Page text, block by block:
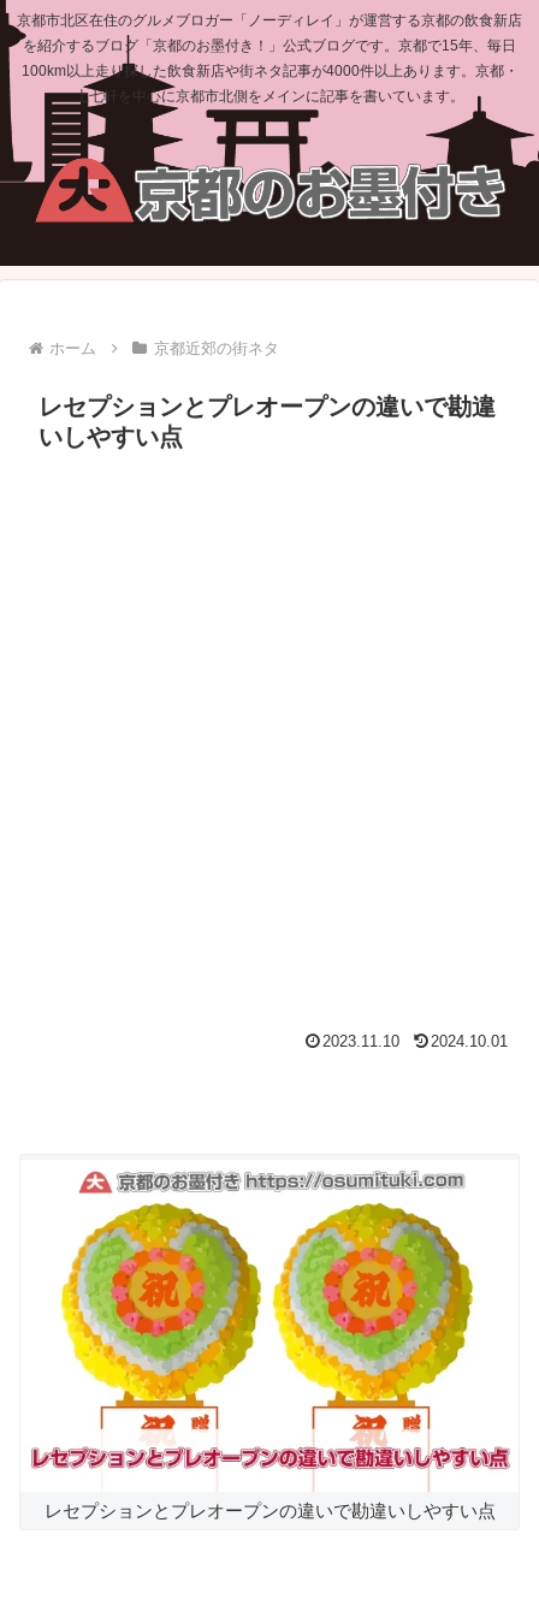
京都市北区在住のグルメブロガー「ノーディレイ」が運営する京都の飲食新店
を紹介するブログ「京都のお墨付き！」公式ブログです。京都で15年、毎日
100km以上走り探した飲食新店や街ネタ記事が4000件以上あります。京都・
上七軒を中心に京都市北側をメインに記事を書いています。
ホーム 京都近郊の街ネタ
レセプションとプレオープンの違いで勘違
いしやすい点
2023.11.10 2024.10.01
レセプションとプレオープンの違いで勘違いしやすい点